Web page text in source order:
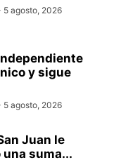
5 agosto, 2026
y sigue
5 agosto, 2026
Juan le
una suma...